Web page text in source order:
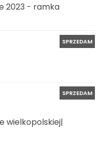
2023 - ramka
SPRZEDAM
SPRZEDAM
wielkopolskiej|